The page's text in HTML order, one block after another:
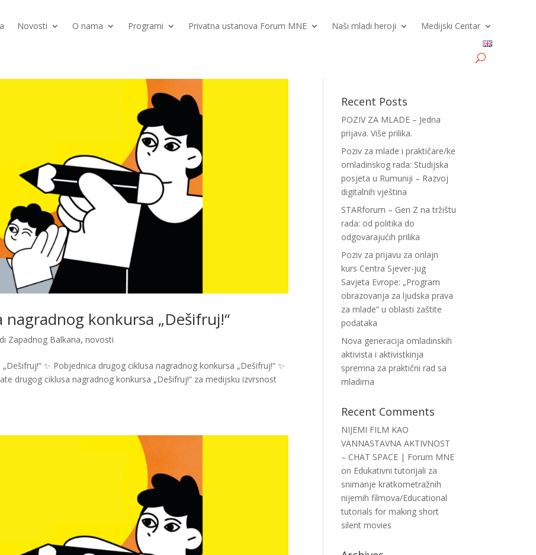
Novosti O nama Programi Privatna ustanova Forum MNE Naši mladi heroji Medijski Centar
konkursa „Dešifruj!“
Zapadnog Balkana,novosti
✨ Pobjednica drugog ciklusa nagradnog konkursa „Dešifruj!“ ✨
drugog ciklusa nagradnog konkursa „Dešifruj!“ za medijsku izvrsnost
Recent Posts
POZIV ZA MLADE – Jedna
prijava. Više prilika.
Poziv za mlade i praktičare/ke
omladinskog rada: Studijska
posjeta u Rumuniji – Razvoj
digitalnih vještina
STARforum – Gen Z na tržištu
rada: od politika do
odgovarajućih prilika
Poziv za prijavu za onlajn
kurs Centra Sjever-jug
Savjeta Evrope: „Program
obrazovanja za ljudska prava
za mlade” u oblasti zaštite
podataka
Nova generacija omladinskih
aktivista i aktivistkinja
spremna za praktični rad sa
mladima
Recent Comments
NIJEMI FILM KAO
VANNASTAVNA AKTIVNOST
– CHAT SPACE | Forum MNE
on Edukativni tutorijali za
snimanje kratkometražnih
nijemih filmova/Educational
tutorials for making short
silent movies